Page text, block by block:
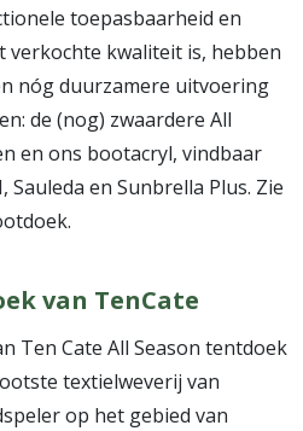
toepasbaarheid en
verkochte kwaliteit is, hebben
nóg duurzamere uitvoering
de (nog) zwaardere All
en ons bootacryl, vindbaar
en Sunbrella Plus. Zie
van TenCate
Ten Cate All Season tentdoek
textielweverij van
op het gebied van